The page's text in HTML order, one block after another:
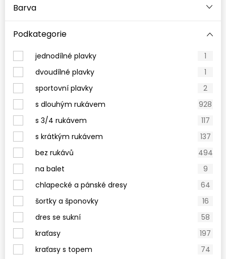
Barva
Podkategorie
jednodílné plavky
1
dvoudílné plavky
1
sportovní plavky
2
s dlouhým rukávem
928
s 3/4 rukávem
117
s krátkým rukávem
137
bez rukávů
494
na balet
9
chlapecké a pánské dresy
64
šortky a šponovky
16
dres se sukní
58
kraťasy
197
kraťasy s topem
74